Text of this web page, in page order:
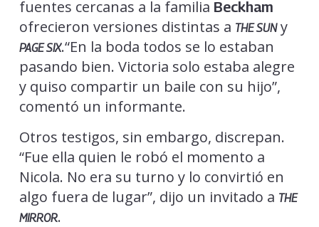
fuentes cercanas a la familia Beckham
ofrecieron versiones distintas a THE SUNy
PAGE SIX.“En la boda todos se lo estaban
pasando bien. Victoria solo estaba alegre
y quiso compartir un baile con su hijo”,
comentó un informante.
Otros testigos, sin embargo, discrepan.
“Fue ella quien le robó el momento a
Nicola. No era su turno y lo convirtió en
algo fuera de lugar”, dijo un invitado a THE
MIRROR.